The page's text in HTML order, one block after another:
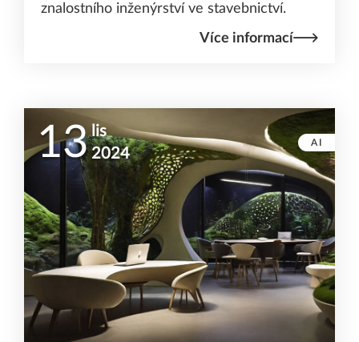
znalostního inženýrství ve stavebnictví.
Více informací
13 lis
2024
AI